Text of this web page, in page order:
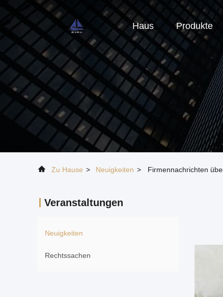
Haus Produkte
Zu Hause > Neuigkeiten > Firmennachrichten
Veranstaltungen
Neuigkeiten
Rechtssachen